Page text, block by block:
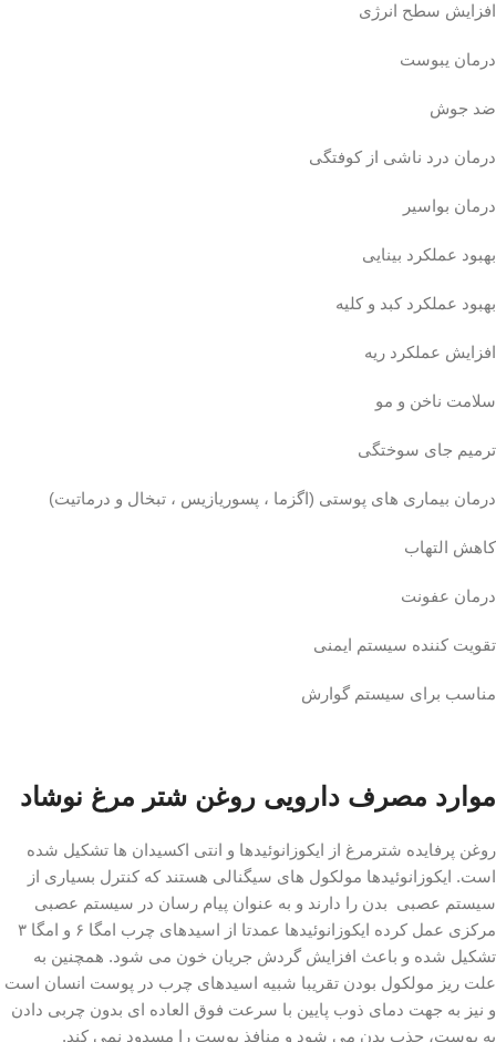
افزایش سطح انرژی
درمان یبوست
ضد جوش
درمان درد ناشی از کوفتگی
درمان بواسیر
بهبود عملکرد بینایی
بهبود عملکرد کبد و کلیه
افزایش عملکرد ریه
سلامت ناخن و مو
ترمیم جای سوختگی
درمان بیماری های پوستی (اگزما ، پسوریازیس ، تبخال و درماتیت)
کاهش التهاب
درمان عفونت
تقویت کننده سیستم ایمنی
مناسب برای سیستم گوارش
موارد مصرف دارویی روغن شتر مرغ نوشاد
روغن پرفایده شترمرغ از ایکوزانوئیدها و انتی اکسیدان ها تشکیل شده
است. ایکوزانوئیدها مولکول های سیگنالی هستند که کنترل بسیاری از
سیستم عصبی بدن را دارند و به عنوان پیام رسان در سیستم عصبی
مرکزی عمل کرده ایکوزانوئیدها عمدتا از اسیدهای چرب امگا ۶ و امگا ۳
تشکیل شده و باعث افزایش گردش جریان خون می شود. همچنین به
علت ریز مولکول بودن تقریبا شبیه اسیدهای چرب در پوست انسان است
و نیز به جهت دمای ذوب پایین با سرعت فوق العاده ای بدون چربی دادن
به پوست، جذب بدن می شود و منافذ پوست را مسدود نمی کند.